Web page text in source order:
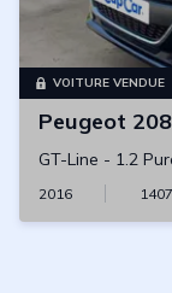
VOITURE VENDUE
Peugeot 208
GT-Line - 1.2
2016